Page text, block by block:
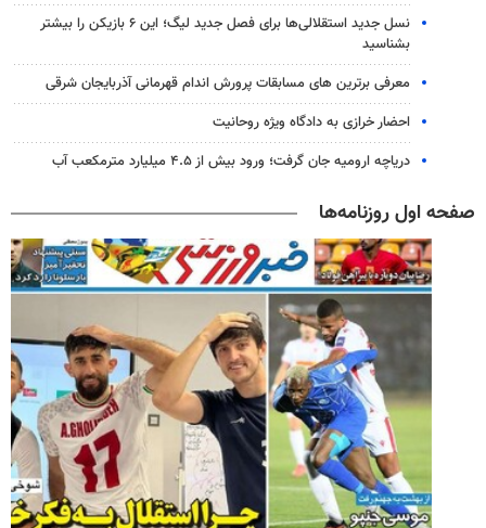
نسل جدید استقلالی‌ها برای فصل جدید لیگ؛ این ۶ بازیکن را بیشتر
بشناسید
معرفی برترین های مسابقات پرورش اندام قهرمانی آذربایجان شرقی
احضار خرازی به دادگاه ویژه روحانیت
دریاچه ارومیه جان گرفت؛ ورود بیش از ۴.۵ میلیارد مترمکعب آب
صفحه اول روزنامه‌ها